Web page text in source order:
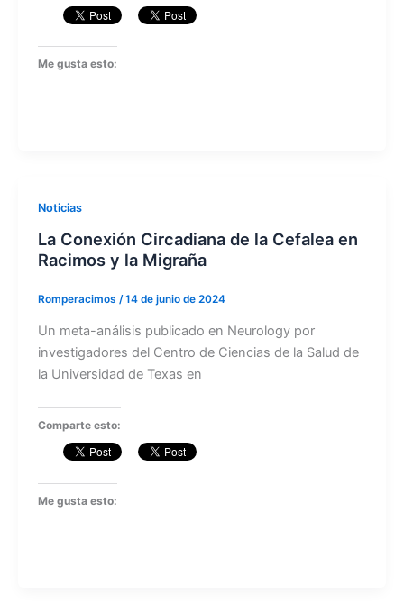
Me gusta esto:
Noticias
La Conexión Circadiana de la Cefalea en
Racimos y la Migraña
Romperacimos /14 de junio de 2024
Un meta-análisis publicado en Neurology por
investigadores del Centro de Ciencias de la Salud de
la Universidad de Texas en
Comparte esto:
Me gusta esto: